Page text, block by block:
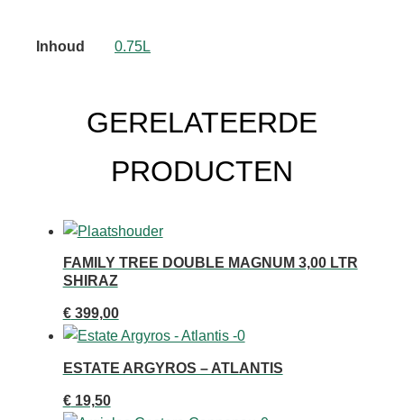
Inhoud 0.75L
GERELATEERDE
PRODUCTEN
FAMILY TREE DOUBLE MAGNUM 3,00 LTR
SHIRAZ
€399,00
ESTATE ARGYROS – ATLANTIS
€19,50